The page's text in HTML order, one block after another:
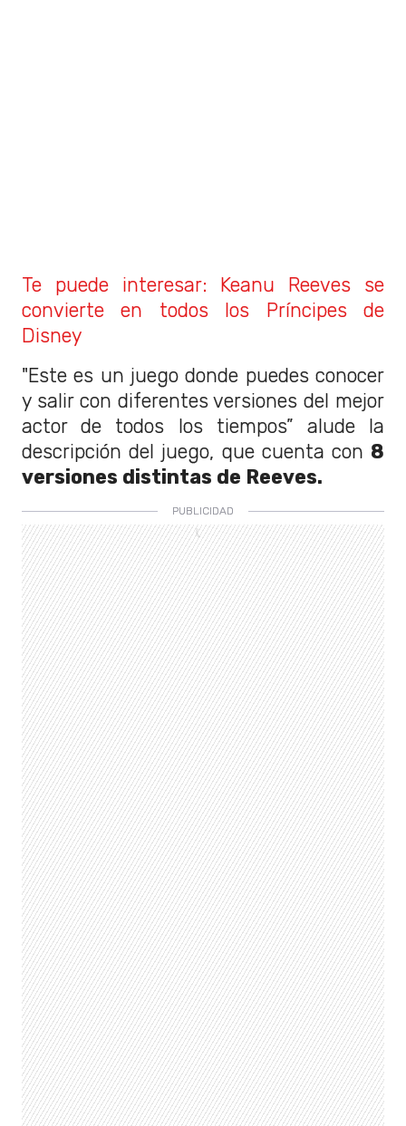
Te puede interesar: Keanu Reeves se
convierte en todos los Príncipes de
Disney
"Este es un juego donde puedes conocer
y salir con diferentes versiones del mejor
actor de todos los tiempos” alude la
descripción del juego, que cuenta con 8
versiones distintas de Reeves.